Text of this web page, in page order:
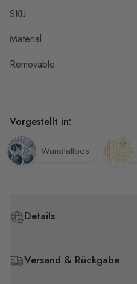
SKU
Material
Removable
Details
Versand & Rückgabe
Vorgestellt in:
Wandtattoos